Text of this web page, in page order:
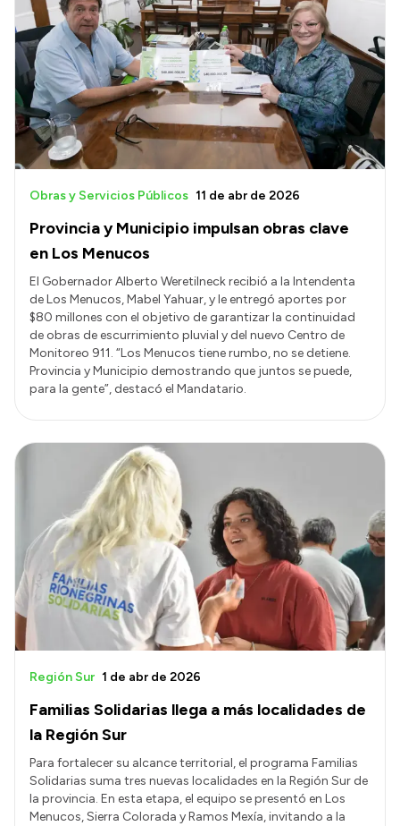
Provincia y Municipio impulsan obras clave
en Los Menucos
Obras y Servicios Públicos 11 de abr de 2026
El Gobernador Alberto Weretilneck recibió a la Intendenta
de Los Menucos, Mabel Yahuar, y le entregó aportes por
$80 millones con el objetivo de garantizar la continuidad
de obras de escurrimiento pluvial y del nuevo Centro de
Monitoreo 911. “Los Menucos tiene rumbo, no se detiene.
Provincia y Municipio demostrando que juntos se puede,
para la gente”, destacó el Mandatario.
Familias Solidarias llega a más localidades de
la Región Sur
Región Sur 1 de abr de 2026
Para fortalecer su alcance territorial, el programa Familias
Solidarias suma tres nuevas localidades en la Región Sur de
la provincia. En esta etapa, el equipo se presentó en Los
Menucos, Sierra Colorada y Ramos Mexía, invitando a la